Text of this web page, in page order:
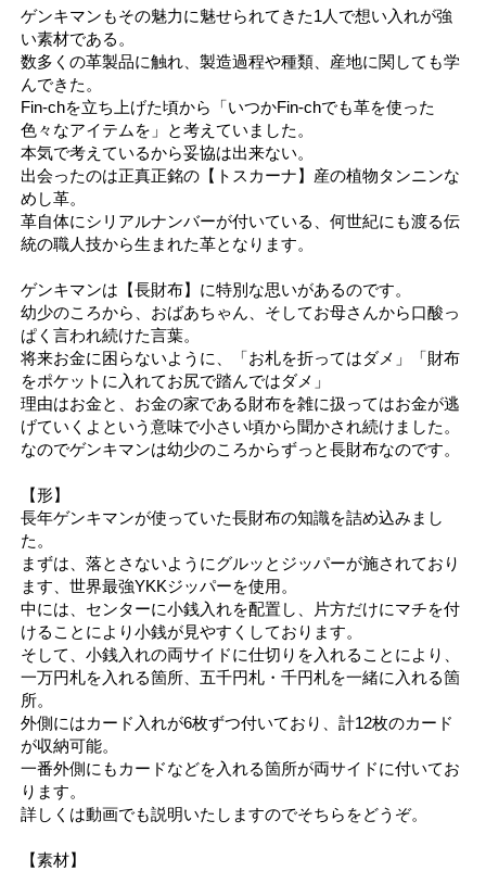
ゲンキマンもその魅力に魅せられてきた1人で想い入れが強
い素材である。
数多くの革製品に触れ、製造過程や種類、産地に関しても学
んできた。
Fin-chを立ち上げた頃から「いつかFin-chでも革を使った
色々なアイテムを」と考えていました。
本気で考えているから妥協は出来ない。
出会ったのは正真正銘の【トスカーナ】産の植物タンニンな
めし革。
革自体にシリアルナンバーが付いている、何世紀にも渡る伝
統の職人技から生まれた革となります。
ゲンキマンは【長財布】に特別な思いがあるのです。
幼少のころから、おばあちゃん、そしてお母さんから口酸っ
ぱく言われ続けた言葉。
将来お金に困らないように、「お札を折ってはダメ」「財布
をポケットに入れてお尻で踏んではダメ」
理由はお金と、お金の家である財布を雑に扱ってはお金が逃
げていくよという意味で小さい頃から聞かされ続けました。
なのでゲンキマンは幼少のころからずっと長財布なのです。
【形】
長年ゲンキマンが使っていた長財布の知識を詰め込みまし
た。
まずは、落とさないようにグルッとジッパーが施されており
ます、世界最強YKKジッパーを使用。
中には、センターに小銭入れを配置し、片方だけにマチを付
けることにより小銭が見やすくしております。
そして、小銭入れの両サイドに仕切りを入れることにより、
一万円札を入れる箇所、五千円札・千円札を一緒に入れる箇
所。
外側にはカード入れが6枚ずつ付いており、計12枚のカード
が収納可能。
一番外側にもカードなどを入れる箇所が両サイドに付いてお
ります。
詳しくは動画でも説明いたしますのでそちらをどうぞ。
【素材】